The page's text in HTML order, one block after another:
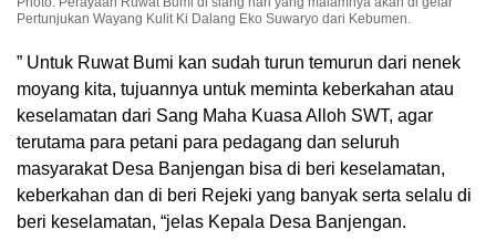
Pertunjukan Wayang Kulit Ki Dalang Eko Suwaryo dari Kebumen.
” Untuk Ruwat Bumi kan sudah turun temurun dari nenek
moyang kita, tujuannya untuk meminta keberkahan atau
keselamatan dari Sang Maha Kuasa Alloh SWT, agar
terutama para petani para pedagang dan seluruh
masyarakat Desa Banjengan bisa di beri keselamatan,
keberkahan dan di beri Rejeki yang banyak serta selalu di
beri keselamatan, “jelas Kepala Desa Banjengan.